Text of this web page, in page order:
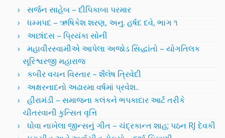
સર્જન સાહેબ – દીપિકાબા પરમાર
ધમ્મપદ – ઋષિકેશ શરણ, અનુ. હર્ષદ દવે, ભાગ ૧
અછાંદસ – પ્રિયંકા સોની
મહાવીરસ્વામીએ આપેલા અજોડ સિદ્ધાંતો – યોગતિલક
સૂરિશ્વરજી મહારાજ
કબીર વચન વિસ્તાર – શૈલેષ ત્રિવેદી
અક્ષરનાદનો અઢારમા વર્ષમાં પ્રવેશ..
હીરામંડી – સમાજના કલંકને ભપકાદાર આર્ટ તરીકે
ચીતરવાની કુત્સિત વૃત્તિ
ધોવા નાખેલા જીન્સનું ગીત – ચંદ્રકાન્ત શાહ; પઠન RJ દેવકી